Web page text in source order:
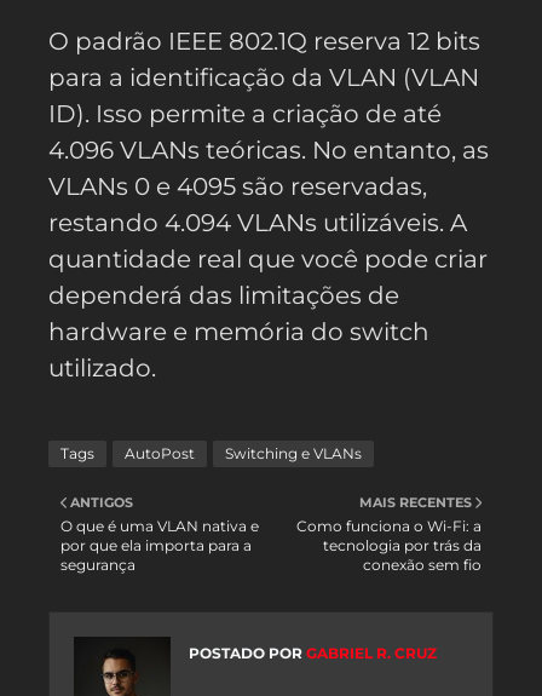
O padrão IEEE 802.1Q reserva 12 bits
para a identificação da VLAN (VLAN
ID). Isso permite a criação de até
4.096 VLANs teóricas. No entanto, as
VLANs 0 e 4095 são reservadas,
restando 4.094 VLANs utilizáveis. A
quantidade real que você pode criar
dependerá das limitações de
hardware e memória do switch
utilizado.
Tags AutoPost Switching e VLANs
MAIS RECENTES
Como funciona o Wi-Fi: a
tecnologia por trás da
conexão sem fio
ANTIGOS
O que é uma VLAN nativa e
por que ela importa para a
segurança
POSTADO POR GABRIEL R. CRUZ